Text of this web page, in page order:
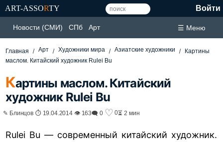
ART-ASSORTY Войти
Новости (СМИ) СПб Арт ☰ Меню
Главная Арт Художники мира Азиатские художники
Картины
маслом. Китайский художник Rulei Bu
Картины маслом. Китайский
художник Rulei Bu
✎ Блинцов ⏱ 19.04.2014 👁 163🗨 0 ♡ 0⏳ 2 мин
Rulei Bu — современный китайский художник.